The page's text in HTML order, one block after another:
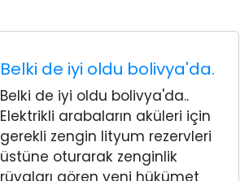
Belki de iyi oldu bolivya'da.
Belki de iyi oldu bolivya'da..
Elektrikli arabaların aküleri için
gerekli zengin lityum rezervleri
üstüne oturarak zenginlik